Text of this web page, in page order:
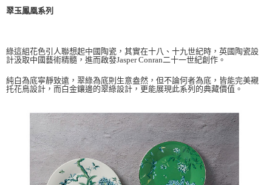
翠玉鳳凰系列
綠這組花色引人聯想起中國陶瓷，其實在十八、十九世紀時，英國陶瓷設
計汲取中國藝術精髓，進而啟發Jasper Conran二十一世紀創作。
純白為底寧靜致遠，翠綠為底則生意盎然，但不論何者為底，皆能完美襯
托花鳥設計，而白金鑲邊的翠綠設計，更能展現此系列的典藏價值 。